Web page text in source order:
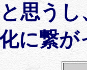
思う
に繋